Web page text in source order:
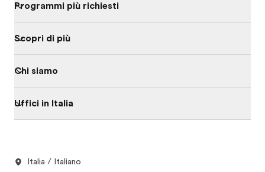
Programmi più richiesti
Scopri di più
Chi siamo
Uffici in Italia
Italia / Italiano